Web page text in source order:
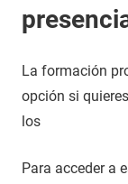
La formación
opción si
los
Para acceder a